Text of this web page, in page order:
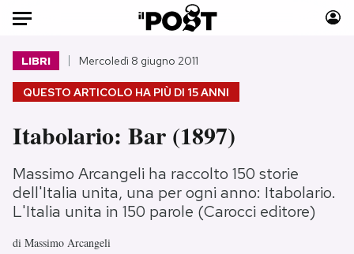
Auto
HOME
Italia
Politica
Tecnologia
Scienza
Moda
Consumismi
Storie/Idee
Ok Boomer!
QUESTO ARTICOLO HA PIÙ DI 15 ANNI
LIBRI Mercoledì 8 giugno 2011
Itabolario: Bar (1897)
Massimo Arcangeli ha raccolto 150 storie
dell'Italia unita, una per ogni anno: Itabolario.
L'Italia unita in 150 parole (Carocci editore)
di Massimo Arcangeli